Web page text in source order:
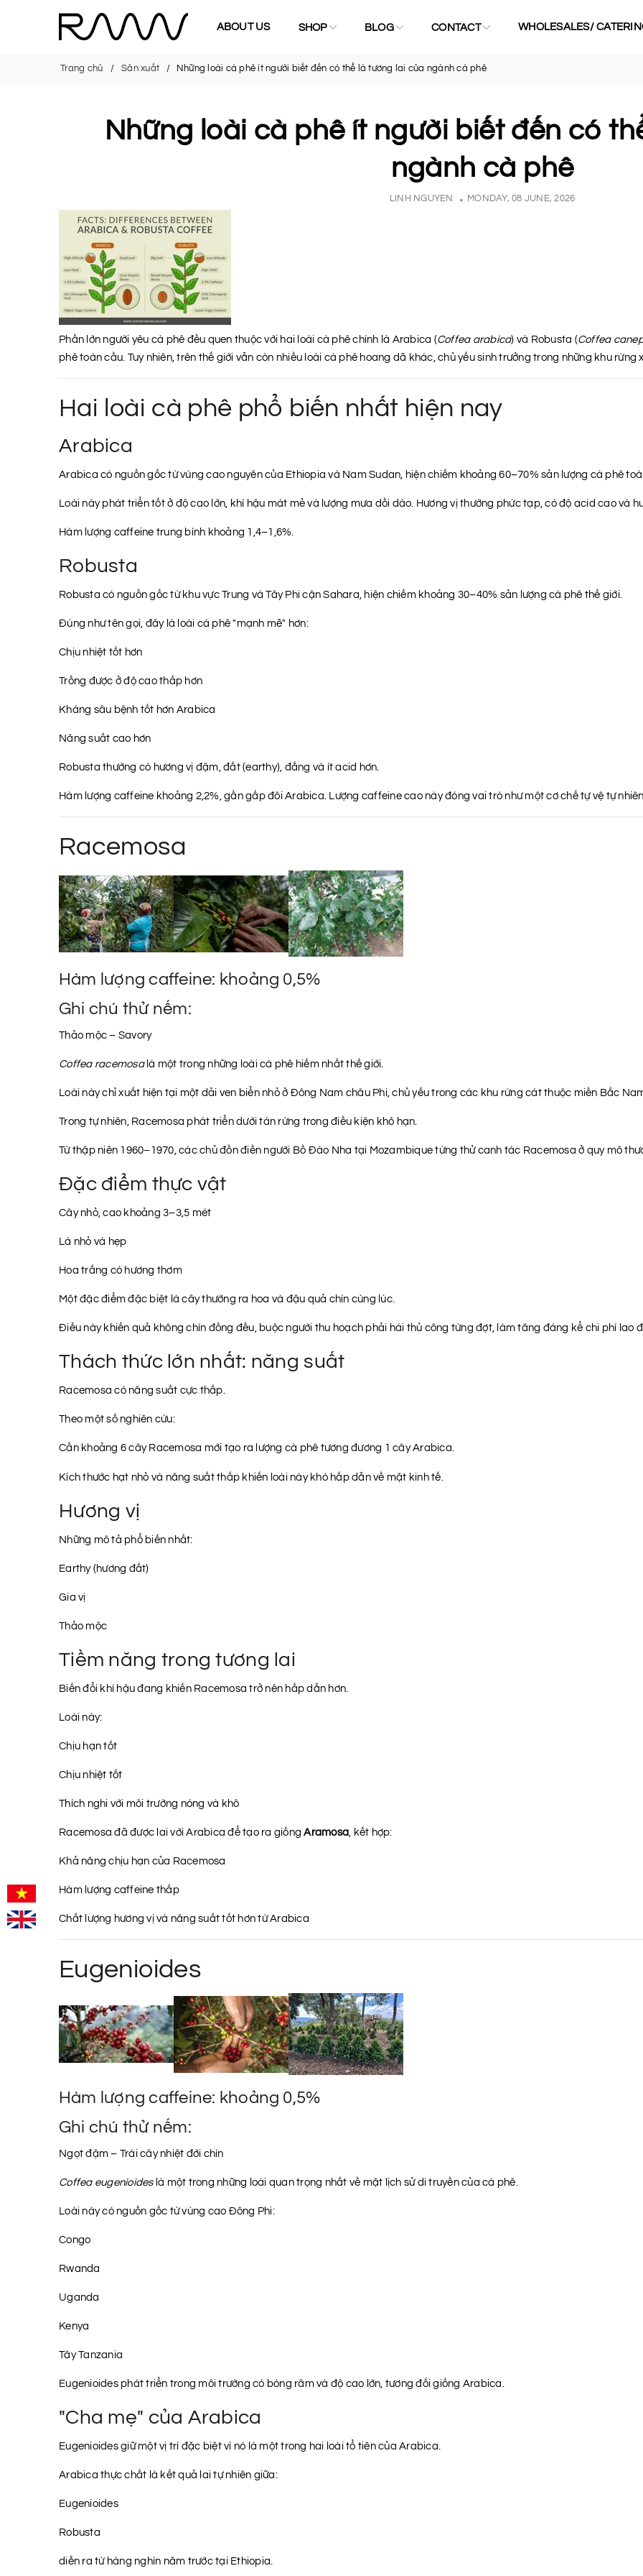
ABOUT US SHOP BLOG CONTACT WHOLESALES/
Trang chủ Sản xuất Những loài cà phê ít người biết đến có thể là tương lai của ngành cà phê
Những loài cà phê ít người biết đến có
ngành cà phê
LINH NGUYEN MONDAY, 08 JUNE, 2026
Phần lớn người yêu cà phê đều quen thuộc với hai loài cà phê chính là Arabica (Coffea arabica) và Robusta (Coffea
phê toàn cầu. Tuy nhiên, trên thế giới vẫn còn nhiều loài cà phê hoang dã khác, chủ yếu sinh trưởng trong những khu
Hai loài cà phê phổ biến nhất hiện nay
Arabica
Arabica có nguồn gốc từ vùng cao nguyên của Ethiopia và Nam Sudan, hiện chiếm khoảng 60–70% sản lượng cà phê
Loài này phát triển tốt ở độ cao lớn, khí hậu mát mẻ và lượng mưa dồi dào. Hương vị thường phức tạp, có độ acid cao và
Hàm lượng caffeine trung bình khoảng 1,4–1,6%.
Robusta
Robusta có nguồn gốc từ khu vực Trung và Tây Phi cận Sahara, hiện chiếm khoảng 30–40% sản lượng cà phê thế giới.
Đúng như tên gọi, đây là loài cà phê "mạnh mẽ" hơn:
Chịu nhiệt tốt hơn
Trồng được ở độ cao thấp hơn
Kháng sâu bệnh tốt hơn Arabica
Năng suất cao hơn
Robusta thường có hương vị đậm, đất (earthy), đắng và ít acid hơn.
Hàm lượng caffeine khoảng 2,2%, gần gấp đôi Arabica. Lượng caffeine cao này đóng vai trò như một cơ chế tự vệ tự
Racemosa
Hàm lượng caffeine: khoảng 0,5%
Ghi chú thử nếm:
Thảo mộc – Savory
Coffea racemosalà một trong những loài cà phê hiếm nhất thế giới.
Loài này chỉ xuất hiện tại một dải ven biển nhỏ ở Đông Nam châu Phi, chủ yếu trong các khu rừng cát thuộc miền Bắc
Trong tự nhiên, Racemosa phát triển dưới tán rừng trong điều kiện khô hạn.
Từ thập niên 1960–1970, các chủ đồn điền người Bồ Đào Nha tại Mozambique từng thử canh tác Racemosa ở quy mô
Đặc điểm thực vật
Cây nhỏ, cao khoảng 3–3,5 mét
Lá nhỏ và hẹp
Hoa trắng có hương thơm
Một đặc điểm đặc biệt là cây thường ra hoa và đậu quả chín cùng lúc.
Điều này khiến quả không chín đồng đều, buộc người thu hoạch phải hái thủ công từng đợt, làm tăng đáng kể chi phí lao
Thách thức lớn nhất: năng suất
Racemosa có năng suất cực thấp.
Theo một số nghiên cứu:
Cần khoảng 6 cây Racemosa mới tạo ra lượng cà phê tương đương 1 cây Arabica.
Kích thước hạt nhỏ và năng suất thấp khiến loài này khó hấp dẫn về mặt kinh tế.
Hương vị
Những mô tả phổ biến nhất:
Earthy (hương đất)
Gia vị
Thảo mộc
Tiềm năng trong tương lai
Biến đổi khí hậu đang khiến Racemosa trở nên hấp dẫn hơn.
Loài này:
Chịu hạn tốt
Chịu nhiệt tốt
Thích nghi với môi trường nóng và khô
Racemosa đã được lai với Arabica để tạo ra giốngAramosa, kết hợp:
Khả năng chịu hạn của Racemosa
Hàm lượng caffeine thấp
Chất lượng hương vị và năng suất tốt hơn từ Arabica
Eugenioides
Hàm lượng caffeine: khoảng 0,5%
Ghi chú thử nếm:
Ngọt đậm – Trái cây nhiệt đới chín
Coffea eugenioideslà một trong những loài quan trọng nhất về mặt lịch sử di truyền của cà phê.
Loài này có nguồn gốc từ vùng cao Đông Phi:
Congo
Rwanda
Uganda
Kenya
Tây Tanzania
Eugenioides phát triển trong môi trường có bóng râm và độ cao lớn, tương đối giống Arabica.
"Cha mẹ" của Arabica
Eugenioides giữ một vị trí đặc biệt vì nó là một trong hai loài tổ tiên của Arabica.
Arabica thực chất là kết quả lai tự nhiên giữa:
Eugenioides
Robusta
diễn ra từ hàng nghìn năm trước tại Ethiopia.